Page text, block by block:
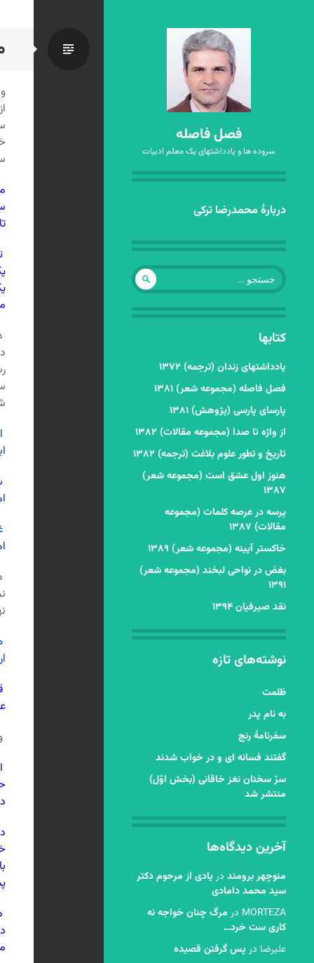
فصل فاصله
سروده ها و یادداشتهای یک معلم ادبیات
رفتن
نوشته‌ها
دربارهٔ محمدرضا ترکی
جستجو
برای:
کتابها
یادداشتهای زندان (ترجمه) ۱۳۷۲
فصل فاصله (مجموعه شعر) ۱۳۸۱
پارسای پارسی (پژوهش) ۱۳۸۱
از واژه تا صدا (مجموعه مقالات) ۱۳۸۲
تاریخ و تطور علوم بلاغت (ترجمه) ۱۳۸۲
هنوز اول عشق است (مجموعه شعر)
۱۳۸۷
پرسه در عرصه کلمات (مجموعه
مقالات) ۱۳۸۷
خاکستر آیینه (مجموعه شعر) ۱۳۸۹
بغض در نواحی لبخند (مجموعه شعر)
۱۳۹۱
نقد صیرفیان ۱۳۹۴
نوشته‌های تازه
ظلمت
به نام پدر
سفرنامۀ رنج
گفتند فسانه ای و در خواب شدند
سرّ سخنان نغز خاقانی (بخش اوّل)
منتشر شد
آخرین دیدگاه‌ها
منوچهر برومند در یادی از مرحوم دکتر
سید محمد دامادی
MORTEZA در مرگ چنان خواجه نه
کاری ست خرد…
عليرضا در پس گرفتن قصیده